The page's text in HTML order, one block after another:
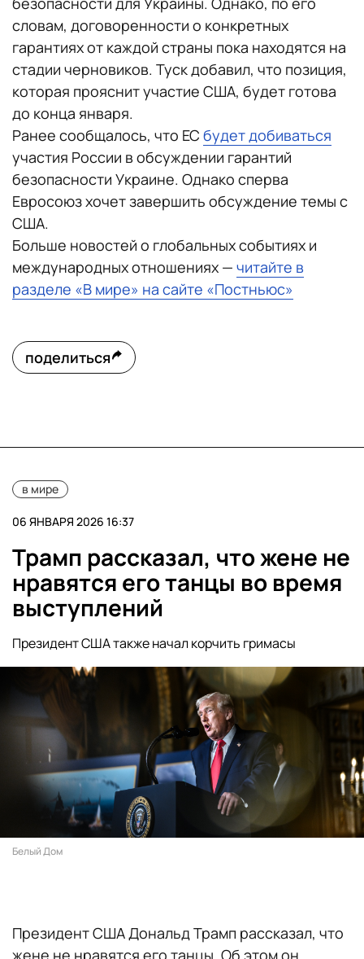
словам, договоренности о конкретных
гарантиях от каждой страны пока находятся на
стадии черновиков. Туск добавил, что позиция,
которая прояснит участие США, будет готова
до конца января.
Ранее сообщалось, что ЕС будет добиваться
участия России в обсуждении гарантий
безопасности Украине. Однако сперва
Евросоюз хочет завершить обсуждение темы с
США.
Больше новостей о глобальных событиях и
международных отношениях — читайте в
разделе «В мире» на сайте «Постньюс»
поделиться
в мире
06 ЯНВАРЯ 2026 16:37
Трамп рассказал, что жене не
нравятся его танцы во время
выступлений
Президент США также начал корчить гримасы
Белый Дом
Президент США Дональд Трамп рассказал, что
жене не нравятся его танцы. Об этом он